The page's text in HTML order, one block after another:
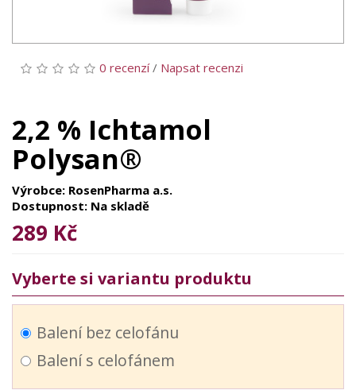
0 recenzí/ Napsat recenzi
2,2 % Ichtamol
Polysan®
Výrobce: RosenPharma a.s.
Dostupnost: Na skladě
289 Kč
Vyberte si variantu produktu
Balení bez celofánu
Balení s celofánem